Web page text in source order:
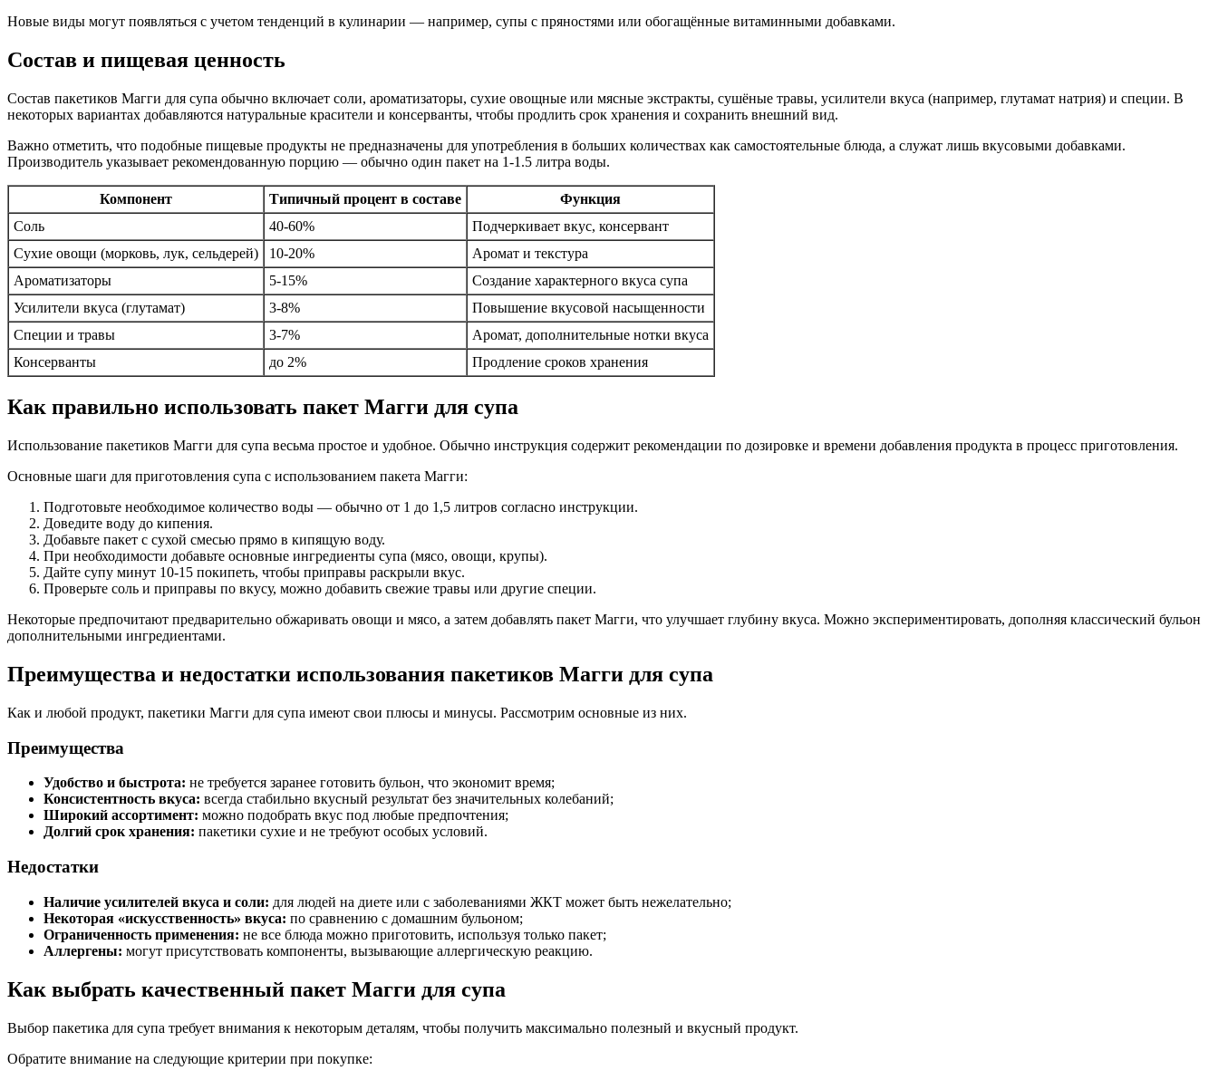
Новые виды могут появляться с учетом тенденций в кулинарии — например, супы с пряностями или обогащённые витаминными добавками.
Состав и пищевая ценность
Состав пакетиков Магги для супа обычно включает соли, ароматизаторы, сухие овощные или мясные экстракты, сушёные травы, усилители вкуса (например, глутамат натрия) и специи. В
некоторых вариантах добавляются натуральные красители и консерванты, чтобы продлить срок хранения и сохранить внешний вид.
Важно отметить, что подобные пищевые продукты не предназначены для употребления в больших количествах как самостоятельные блюда, а служат лишь вкусовыми добавками.
Производитель указывает рекомендованную порцию — обычно один пакет на 1-1.5 литра воды.
Компонент Типичный процент в составе
Функция
Соль
40-60%
Подчеркивает вкус, консервант
Сухие овощи (морковь, лук, сельдерей)
10-20%
Аромат и текстура
Ароматизаторы
5-15%
Создание характерного вкуса супа
Усилители вкуса (глутамат)
3-8%
Повышение вкусовой насыщенности
Специи и травы
3-7%
Аромат, дополнительные нотки вкуса
Консерванты
до 2% Продление сроков хранения
Как правильно использовать пакет Магги для супа
Использование пакетиков Магги для супа весьма простое и удобное. Обычно инструкция содержит рекомендации по дозировке и времени добавления продукта в процесс приготовления.
Основные шаги для приготовления супа с использованием пакета Магги:
Подготовьте необходимое количество воды — обычно от 1 до 1,5 литров согласно инструкции.
Доведите воду до кипения.
Добавьте пакет с сухой смесью прямо в кипящую воду.
При необходимости добавьте основные ингредиенты супа (мясо, овощи, крупы).
Дайте супу минут 10-15 покипеть, чтобы приправы раскрыли вкус.
Проверьте соль и приправы по вкусу, можно добавить свежие травы или другие специи.
Некоторые предпочитают предварительно обжаривать овощи и мясо, а затем добавлять пакет Магги, что улучшает глубину вкуса. Можно экспериментировать, дополняя классический бульон
дополнительными ингредиентами.
Преимущества и недостатки использования пакетиков Магги для супа
Как и любой продукт, пакетики Магги для супа имеют свои плюсы и минусы. Рассмотрим основные из них.
Преимущества
Удобство и быстрота: не требуется заранее готовить бульон, что экономит время;
Консистентность вкуса: всегда стабильно вкусный результат без значительных колебаний;
Широкий ассортимент: можно подобрать вкус под любые предпочтения;
Долгий срок хранения: пакетики сухие и не требуют особых условий.
Недостатки
Наличие усилителей вкуса и соли: для людей на диете или с заболеваниями ЖКТ может быть нежелательно;
Некоторая «искусственность» вкуса: по сравнению с домашним бульоном;
Ограниченность применения: не все блюда можно приготовить, используя только пакет;
Аллергены: могут присутствовать компоненты, вызывающие аллергическую реакцию.
Как выбрать качественный пакет Магги для супа
Выбор пакетика для супа требует внимания к некоторым деталям, чтобы получить максимально полезный и вкусный продукт.
Обратите внимание на следующие критерии при покупке: